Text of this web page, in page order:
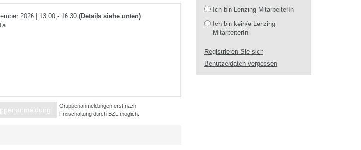
2026 | 13:00 - 16:30(Details siehe unten)
Gruppenanmeldungen erst nach
Freischaltung durch BZL möglich.
Ich bin Lenzing MitarbeiterIn
Ich bin kein/e Lenzing
MitarbeiterIn
Registrieren Sie sich
Benutzerdaten vergessen